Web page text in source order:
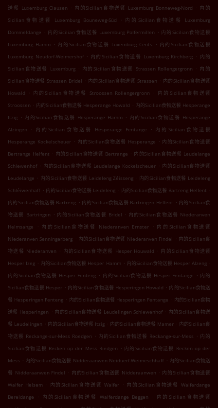
送餐 Luxemburg Clausen . 内的Sicilian食物送餐 Luxemburg Bonneweg-Nord . 内的
Sicilian食物送餐 Luxemburg Bouneweg-Süd
. 内的Sicilian食物送餐 Luxemburg
Dommeldange . 内的Sicilian食物送餐 Luxemburg Polfermillen . 内的Sicilian食物送餐
Luxemburg Hamm
. 内的Sicilian食物送餐 Luxemburg Cents . 内的Sicilian食物送餐
Luxemburg Neudorf-Weimershof . 内的Sicilian食物送餐 Luxemburg Kirchberg . 内的
Sicilian食物送餐 Luxemburg . 内的Sicilian食物送餐 Strassen Rollengergronn . 内的
Sicilian食物送餐 Strassen Bridel . 内的Sicilian食物送餐 Strassen . 内的Sicilian食物送餐
Howald
. 内的Sicilian食物送餐 Stroossen Rollengergronn . 内的Sicilian食物送餐
Stroossen . 内的Sicilian食物送餐 Hesperange Howald . 内的Sicilian食物送餐 Hesperange
Itzig . 内的Sicilian食物送餐 Hesperange Hamm . 内的Sicilian食物送餐 Hesperange
Alzingen
. 内的Sicilian食物送餐 Hesperange Fentange . 内的Sicilian食物送餐
Hesperange Kockelscheuer . 内的Sicilian食物送餐 Hesperange . 内的Sicilian食物送餐
Bertrange Helfent . 内的Sicilian食物送餐 Bertrange . 内的Sicilian食物送餐 Leudelange
Schlewenhof . 内的Sicilian食物送餐 Leudelange Kockelscheuer . 内的Sicilian食物送餐
Leudelange . 内的Sicilian食物送餐 Leideleng Zéisseng . 内的Sicilian食物送餐 Leideleng
Schléiwenhaff . 内的Sicilian食物送餐 Leideleng . 内的Sicilian食物送餐 Bartreng Helfent .
内的Sicilian食物送餐 Bartreng . 内的Sicilian食物送餐 Bartringen Helfent . 内的Sicilian食
物送餐 Bartringen . 内的Sicilian食物送餐 Bridel . 内的Sicilian食物送餐 Niederanven
Helmsange
. 内的Sicilian食物送餐 Niederanven Ernster . 内的Sicilian食物送餐
Niederanven Senningerberg . 内的Sicilian食物送餐 Niederanven Findel . 内的Sicilian食
物送餐 Niederanven . 内的Sicilian食物送餐 Hesper Houwald . 内的Sicilian食物送餐
Hesper Izeg . 内的Sicilian食物送餐 Hesper Hamm . 内的Sicilian食物送餐 Hesper Alzeng .
内的Sicilian食物送餐 Hesper Fenteng . 内的Sicilian食物送餐 Hesper Fentange . 内的
Sicilian食物送餐 Hesper . 内的Sicilian食物送餐 Hesperingen Howald . 内的Sicilian食物送
餐 Hesperingen Fenteng . 内的Sicilian食物送餐 Hesperingen Fentange . 内的Sicilian食物
送餐 Hesperingen . 内的Sicilian食物送餐 Leudelingen Schlewenhof . 内的Sicilian食物送
餐 Leudelingen . 内的Sicilian食物送餐 Itzig . 内的Sicilian食物送餐 Mamer . 内的Sicilian食
物送餐 Reckange-sur-Mess Roedgen . 内的Sicilian食物送餐 Reckange-sur-Mess . 内的
Sicilian食物送餐 Recken op der Mess Riedgen . 内的Sicilian食物送餐 Recken op der
Mess . 内的Sicilian食物送餐 Nidderaanwen Neiduerf-Weimeschhaff . 内的Sicilian食物送
餐 Nidderaanwen Findel . 内的Sicilian食物送餐 Nidderaanwen . 内的Sicilian食物送餐
Walfer Helsem
. 内的Sicilian食物送餐 Walfer . 内的Sicilian食物送餐 Walferdange
Bereldange
. 内的Sicilian食物送餐 Walferdange Beggen . 内的Sicilian食物送餐